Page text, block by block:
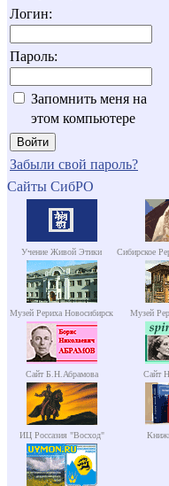
Логин:
Пароль:
Запомнить меня на
этом компьютере
Забыли свой пароль?
Сайты СибРО
Учение Живой Этики Сибирское
Музей Рериха Новосибирск Музей
Сайт Б.Н.Абрамова Сайт
ИЦ Россазия "Восход"